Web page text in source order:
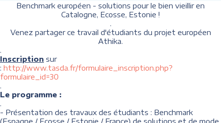
Benchmark européen - solutions pour le bien vieillir en
Catalogne, Ecosse, Estonie !
.
Venez partager ce travail d'étudiants du projet européen
Athika.
.
Inscription sur
: http://www.tasda.fr/formulaire_inscription.php?
formulaire_id=30
.
Le programme :
.
- Présentation des travaux des étudiants : Benchmark
(Espagne / Ecosse / Estonie / France) de solutions et de mode